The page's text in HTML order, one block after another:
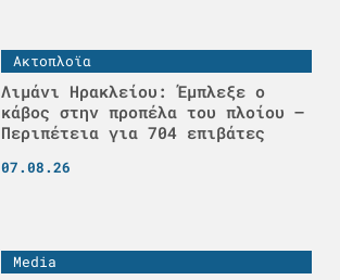
Ακτοπλοϊα
Λιμάνι Ηρακλείου: Έμπλεξε ο
κάβος στην προπέλα του πλοίου –
Περιπέτεια για 704 επιβάτες
07.08.26
Media